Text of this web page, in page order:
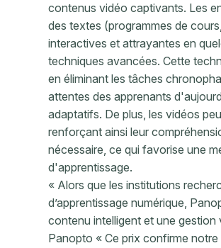
contenus vidéo captivants. Les
des textes (programmes de
interactives et attrayantes en
techniques avancées. Cette
en éliminant les tâches
attentes des apprenants
adaptatifs. De plus, les vidéos
renforçant ainsi leur
nécessaire, ce qui favorise une
d'apprentissage.
« Alors que les institutions
d’apprentissage numérique,
contenu intelligent et une
Panopto « Ce prix confirme